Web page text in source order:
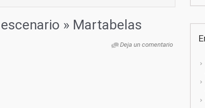
» Martabelas
Deja un comentario